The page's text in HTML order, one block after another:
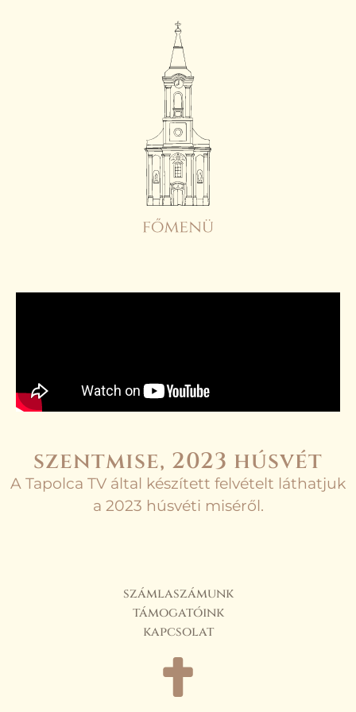
szentmise, 2023 húsvét
A Tapolca TV által készített felvételt láthatjuk
a 2023 húsvéti miséről.
számlaszámunk
támogatóink
kapcsolat